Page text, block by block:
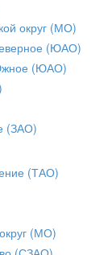
округ (МО)
(ЮАО)
(ЮАО)
(ЗАО)
(ТАО)
(МО)